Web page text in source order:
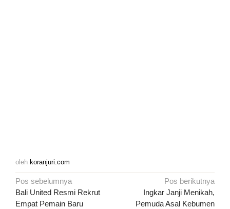
oleh koranjuri.com
Navigasi
pos
Pos sebelumnya
Bali United Resmi Rekrut
Empat Pemain Baru
Pos berikutnya
Ingkar Janji Menikah,
Pemuda Asal Kebumen